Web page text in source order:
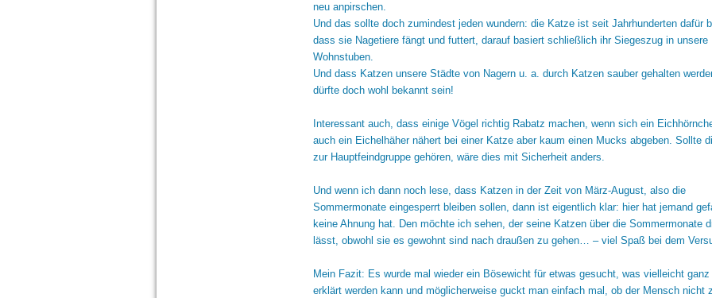
neu anpirschen.
Und das sollte doch zumindest jeden wundern: die Katze ist seit Jahrhunderten dafür
dass sie Nagetiere fängt und futtert, darauf basiert schließlich ihr Siegeszug in unsere
Wohnstuben.
Und dass Katzen unsere Städte von Nagern u. a. durch Katzen sauber gehalten
dürfte doch wohl bekannt sein!
Interessant auch, dass einige Vögel richtig Rabatz machen, wenn sich ein
auch ein Eichelhäher nähert bei einer Katze aber kaum einen Mucks abgeben. Sollte
zur Hauptfeindgruppe gehören, wäre dies mit Sicherheit anders.
Und wenn ich dann noch lese, dass Katzen in der Zeit von März-August, also die
Sommermonate eingesperrt bleiben sollen, dann ist eigentlich klar: hier hat jemand
keine Ahnung hat. Den möchte ich sehen, der seine Katzen über die Sommermonate
lässt, obwohl sie es gewohnt sind nach draußen zu gehen… – viel Spaß bei dem
Mein Fazit: Es wurde mal wieder ein Bösewicht für etwas gesucht, was vielleicht
erklärt werden kann und möglicherweise guckt man einfach mal, ob der Mensch nicht